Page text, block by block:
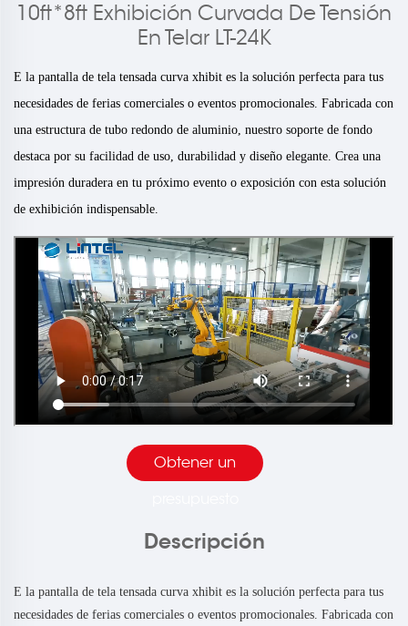
10ft*8ft Exhibición Curvada De Tensión
En Telar LT-24K
E la pantalla de tela tensada curva xhibit es la solución perfecta para tus
necesidades de ferias comerciales o eventos promocionales. Fabricada con
una estructura de tubo redondo de aluminio, nuestro soporte de fondo
destaca por su facilidad de uso, durabilidad y diseño elegante. Crea una
impresión duradera en tu próximo evento o exposición con esta solución
de exhibición indispensable.
Obtener un
Descripción
E la pantalla de tela tensada curva xhibit es la solución perfecta para tus
necesidades de ferias comerciales o eventos promocionales. Fabricada con